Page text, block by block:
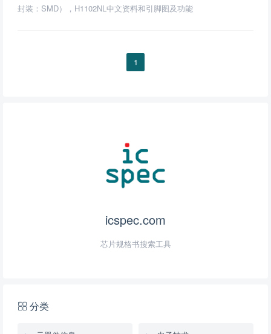
封装：SMD），H1102NL中文资料和引脚图及功能
H1102NL引脚图及功能的应用电路图引脚电压和使
用方法，H1102NL典型电路教程。1
icspec.com
芯片规格书搜索工具
分类